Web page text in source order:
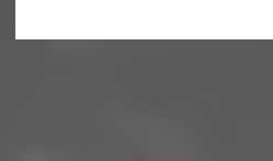
Nachhaltigkeit